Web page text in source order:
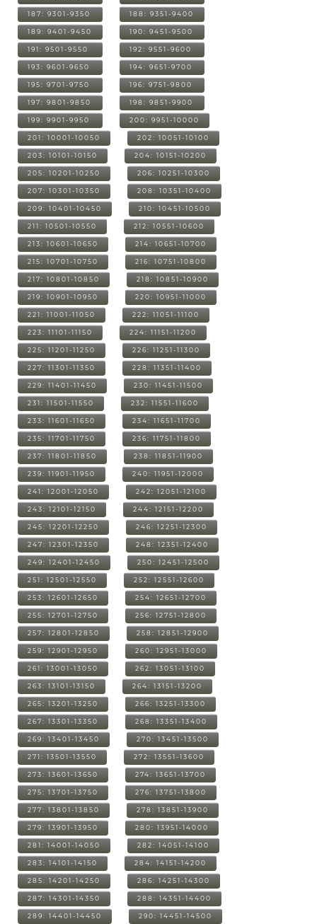
187: 9301-9350 188: 9351-9400
189: 9401-9450 190: 9451-9500
191: 9501-9550 192: 9551-9600
193: 9601-9650 194: 9651-9700
195: 9701-9750 196: 9751-9800
197: 9801-9850 198: 9851-9900
199: 9901-9950 200: 9951-10000
201: 10001-10050 202: 10051-10100
203: 10101-10150 204: 10151-10200
205: 10201-10250 206: 10251-10300
207: 10301-10350 208: 10351-10400
209: 10401-10450 210: 10451-10500
211: 10501-10550 212: 10551-10600
213: 10601-10650 214: 10651-10700
215: 10701-10750 216: 10751-10800
217: 10801-10850 218: 10851-10900
219: 10901-10950 220: 10951-11000
221: 11001-11050 222: 11051-11100
223: 11101-11150 224: 11151-11200
225: 11201-11250 226: 11251-11300
227: 11301-11350 228: 11351-11400
229: 11401-11450 230: 11451-11500
231: 11501-11550 232: 11551-11600
233: 11601-11650 234: 11651-11700
235: 11701-11750 236: 11751-11800
237: 11801-11850 238: 11851-11900
239: 11901-11950 240: 11951-12000
241: 12001-12050 242: 12051-12100
243: 12101-12150 244: 12151-12200
245: 12201-12250 246: 12251-12300
247: 12301-12350 248: 12351-12400
249: 12401-12450 250: 12451-12500
251: 12501-12550 252: 12551-12600
253: 12601-12650 254: 12651-12700
255: 12701-12750 256: 12751-12800
257: 12801-12850 258: 12851-12900
259: 12901-12950 260: 12951-13000
261: 13001-13050 262: 13051-13100
263: 13101-13150 264: 13151-13200
265: 13201-13250 266: 13251-13300
267: 13301-13350 268: 13351-13400
269: 13401-13450 270: 13451-13500
271: 13501-13550 272: 13551-13600
273: 13601-13650 274: 13651-13700
275: 13701-13750 276: 13751-13800
277: 13801-13850 278: 13851-13900
279: 13901-13950 280: 13951-14000
281: 14001-14050 282: 14051-14100
283: 14101-14150 284: 14151-14200
285: 14201-14250 286: 14251-14300
287: 14301-14350 288: 14351-14400
289: 14401-14450 290: 14451-14500